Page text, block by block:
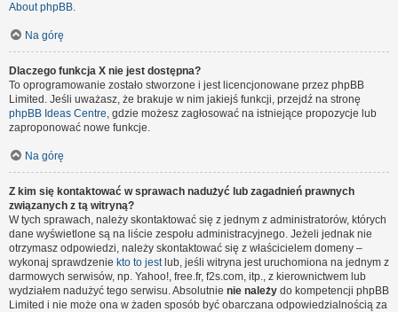
About phpBB.
Na górę
Dlaczego funkcja X nie jest dostępna?
To oprogramowanie zostało stworzone i jest licencjonowane przez phpBB
Limited. Jeśli uważasz, że brakuje w nim jakiejś funkcji, przejdź na stronę
phpBB Ideas Centre, gdzie możesz zagłosować na istniejące propozycje lub
zaproponować nowe funkcje.
Na górę
Z kim się kontaktować w sprawach nadużyć lub zagadnień prawnych
związanych z tą witryną?
W tych sprawach, należy skontaktować się z jednym z administratorów, których
dane wyświetlone są na liście zespołu administracyjnego. Jeżeli jednak nie
otrzymasz odpowiedzi, należy skontaktować się z właścicielem domeny –
wykonaj sprawdzenie kto to jestlub, jeśli witryna jest uruchomiona na jednym z
darmowych serwisów, np. Yahoo!, free.fr, f2s.com, itp., z kierownictwem lub
wydziałem nadużyć tego serwisu. Absolutnie nie należy do kompetencji phpBB
Limited i nie może ona w żaden sposób być obarczana odpowiedzialnością za